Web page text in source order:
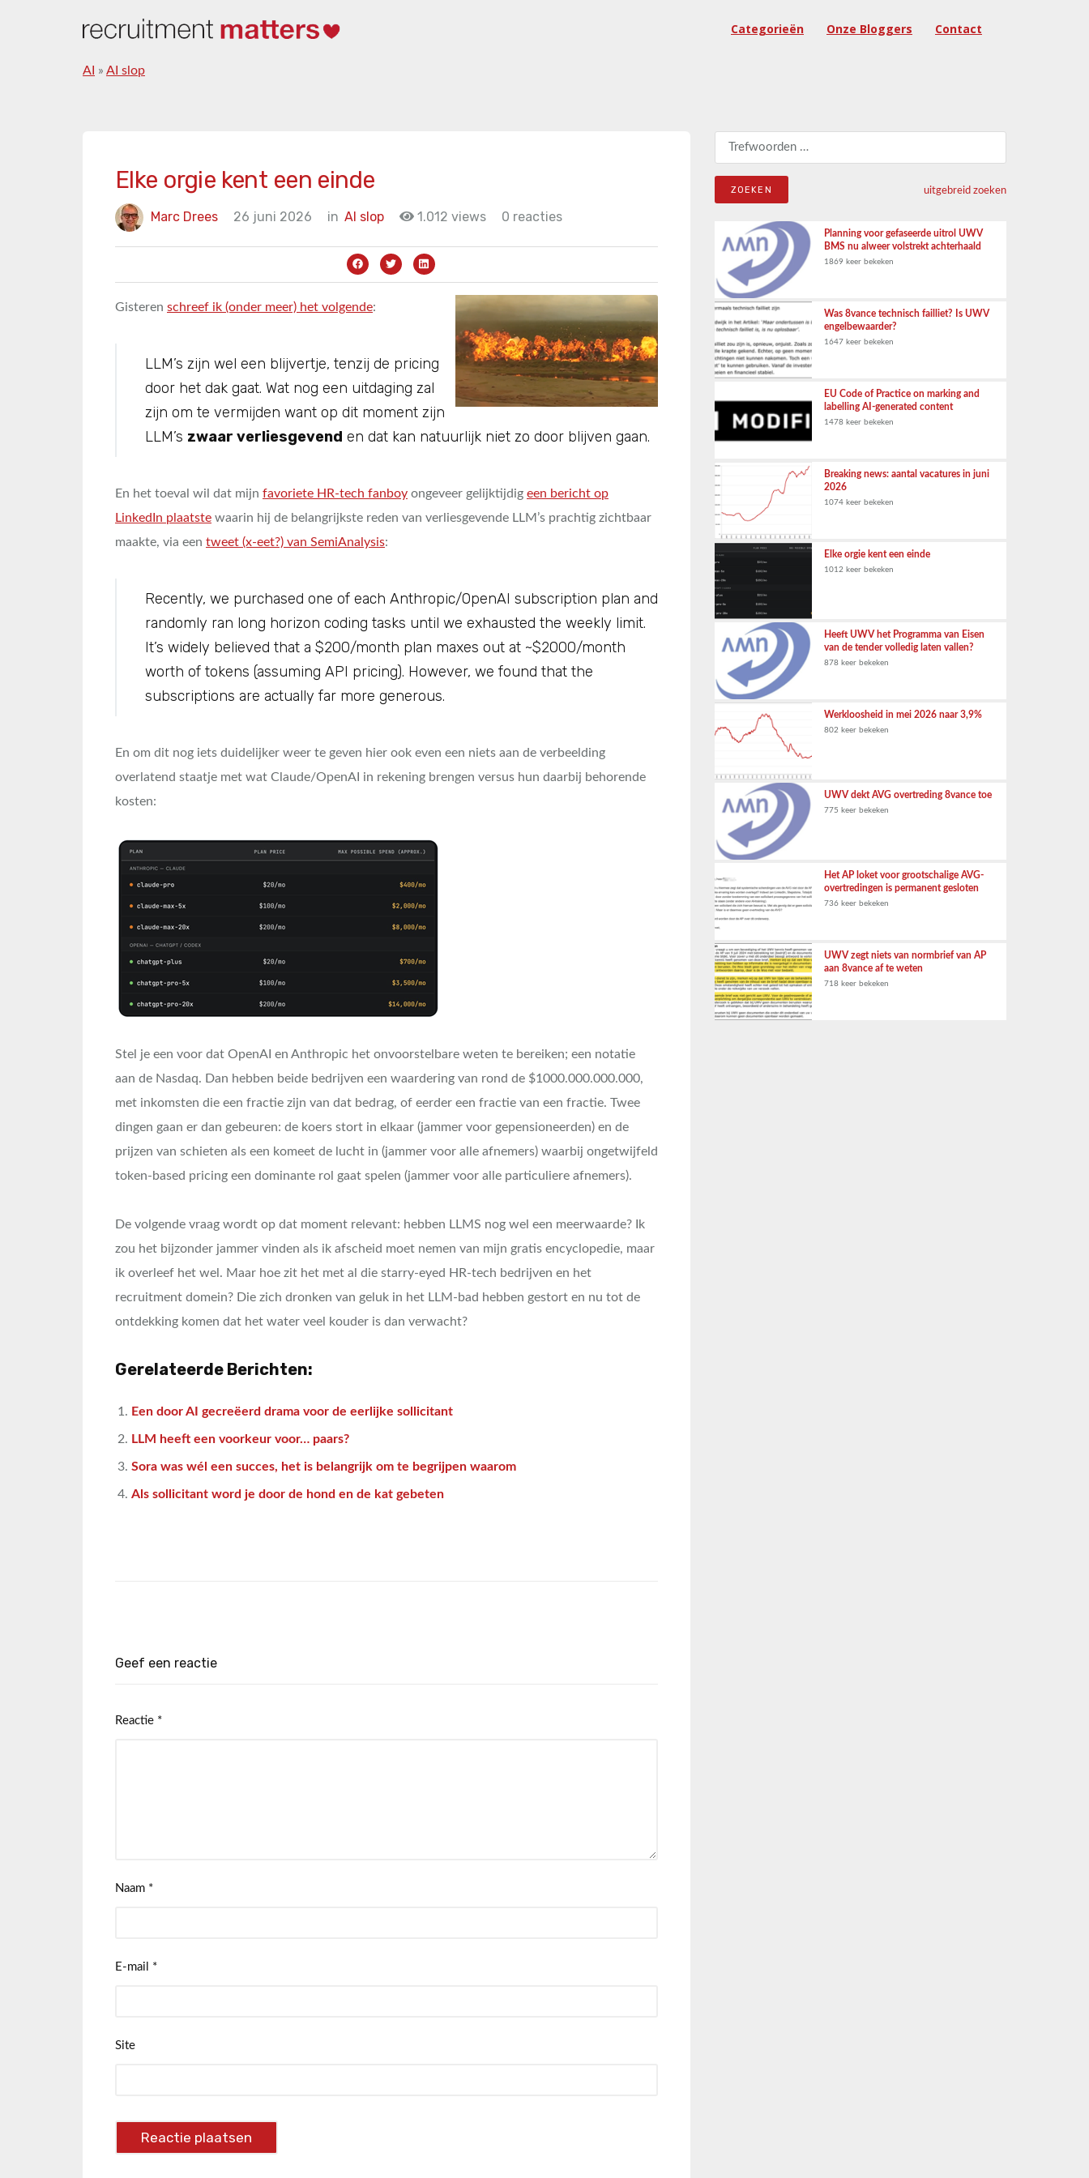
Categorieën Onze Bloggers Contact
AI » AI slop
Elke orgie kent een einde
Marc Drees 26 juni 2026 in AI slop 1.012 views 0 reacties
Gisteren schreef ik (onder meer) het volgende:
LLM’s zijn wel een blijvertje, tenzij de pricing
door het dak gaat. Wat nog een uitdaging zal
zijn om te vermijden want op dit moment zijn
LLM’s zwaar verliesgevend en dat kan natuurlijk niet zo door blijven gaan.
En het toeval wil dat mijn favoriete HR-tech fanboy ongeveer gelijktijdig een bericht op
LinkedIn plaatste waarin hij de belangrijkste reden van verliesgevende LLM’s prachtig zichtbaar
maakte, via een tweet (x-eet?) van SemiAnalysis:
Recently, we purchased one of each Anthropic/OpenAI subscription plan and
randomly ran long horizon coding tasks until we exhausted the weekly limit.
It’s widely believed that a $200/month plan maxes out at ~$2000/month
worth of tokens (assuming API pricing). However, we found that the
subscriptions are actually far more generous.
En om dit nog iets duidelijker weer te geven hier ook even een niets aan de verbeelding
overlatend staatje met wat Claude/OpenAI in rekening brengen versus hun daarbij behorende
kosten:
Stel je een voor dat OpenAI en Anthropic het onvoorstelbare weten te bereiken; een notatie
aan de Nasdaq. Dan hebben beide bedrijven een waardering van rond de $1000.000.000.000,
met inkomsten die een fractie zijn van dat bedrag, of eerder een fractie van een fractie. Twee
dingen gaan er dan gebeuren: de koers stort in elkaar (jammer voor gepensioneerden) en de
prijzen van schieten als een komeet de lucht in (jammer voor alle afnemers) waarbij ongetwijfeld
token-based pricing een dominante rol gaat spelen (jammer voor alle particuliere afnemers).
De volgende vraag wordt op dat moment relevant: hebben LLMS nog wel een meerwaarde? Ik
zou het bijzonder jammer vinden als ik afscheid moet nemen van mijn gratis encyclopedie, maar
ik overleef het wel. Maar hoe zit het met al die starry-eyed HR-tech bedrijven en het
recruitment domein? Die zich dronken van geluk in het LLM-bad hebben gestort en nu tot de
ontdekking komen dat het water veel kouder is dan verwacht?
Gerelateerde Berichten:
Een door AI gecreëerd drama voor de eerlijke sollicitant
LLM heeft een voorkeur voor… paars?
Sora was wél een succes, het is belangrijk om te begrijpen waarom
Als sollicitant word je door de hond en de kat gebeten
Geef een reactie
Reactie *
Naam *
E-mail *
Site
Zoeken naar:
uitgebreid zoeken
Planning voor gefaseerde uitrol UWV
BMS nu alweer volstrekt achterhaald
1869 keer bekeken
Was 8vance technisch failliet? Is UWV
engelbewaarder?
1647 keer bekeken
EU Code of Practice on marking and
labelling AI-generated content
1478 keer bekeken
Breaking news: aantal vacatures in juni
2026
1074 keer bekeken
Elke orgie kent een einde
1012 keer bekeken
Heeft UWV het Programma van Eisen
van de tender volledig laten vallen?
878 keer bekeken
Werkloosheid in mei 2026 naar 3,9%
802 keer bekeken
UWV dekt AVG overtreding 8vance toe
775 keer bekeken
Het AP loket voor grootschalige AVG-
overtredingen is permanent gesloten
736 keer bekeken
UWV zegt niets van normbrief van AP
aan 8vance af te weten
718 keer bekeken